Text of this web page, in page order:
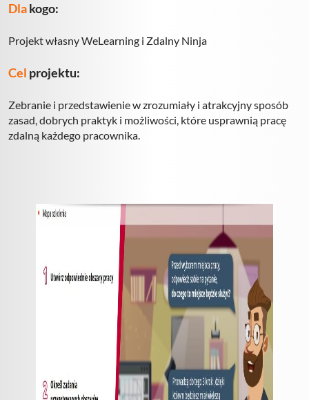
Dlakogo:
Projekt własny WeLearning i Zdalny Ninja
Cel projektu:
Zebranie i przedstawienie w zrozumiały i atrakcyjny sposób
zasad, dobrych praktyk i możliwości, które usprawnią pracę
zdalną każdego pracownika.